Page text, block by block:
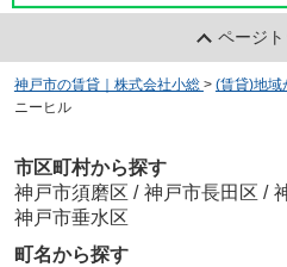
ページ
神戸市の賃貸｜株式会社小総 > (賃貸)地域
ニーヒル
市区町村から探す
神戸市須磨区 / 神戸市長田区 /
神戸市垂水区
町名から探す